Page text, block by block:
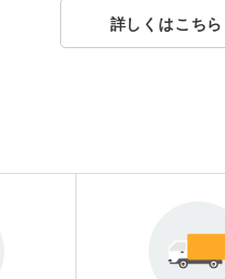
詳しくはこちら